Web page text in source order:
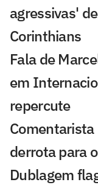
agressivas'
Corinthians
Fala de
em
repercute
derrota para
Dublagem